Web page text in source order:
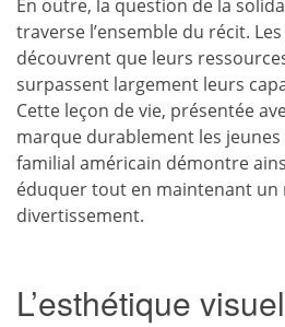
En outre, la question de la
traverse l’ensemble du récit.
découvrent que leurs
surpassent largement leurs
Cette leçon de vie, présentée
marque durablement les jeunes
familial américain démontre
éduquer tout en maintenant un
divertissement.
L’esthétique